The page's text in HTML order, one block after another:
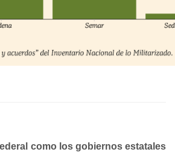
como los gobiernos estatales